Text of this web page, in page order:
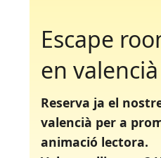
Escape
en
Reserva ja el
valencià per a
animació lectora.